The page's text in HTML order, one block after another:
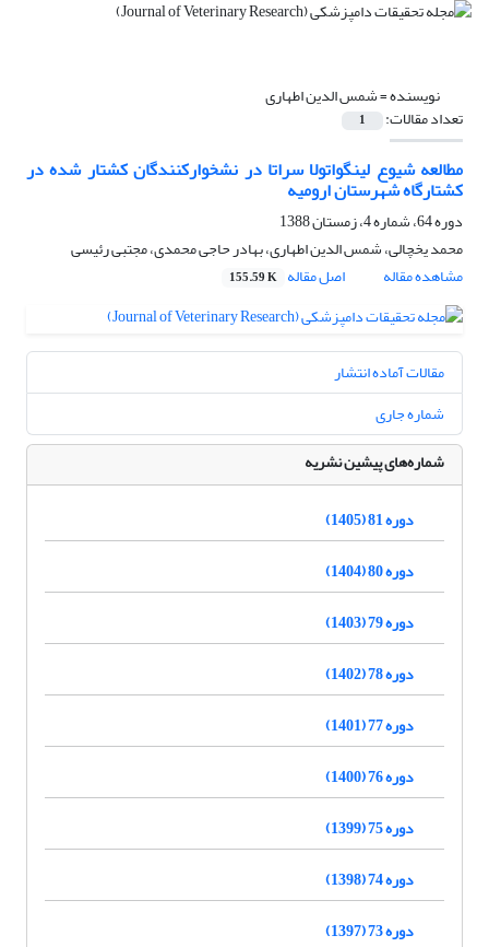
نویسنده =شمس الدین اطهاری
تعداد مقالات: 1
مطالعه شیوع لینگواتولا سراتا‌ ‌در نشخوارکنندگان کشتار شده در
کشتارگاه شهرستان ارومیه
دوره 64، شماره 4، زمستان 1388
محمد یخچالی، شمس الدین اطهاری، بهادر حاجی محمدی، مجتبی رئیسی
مشاهده مقاله
اصل مقاله 155.59 K
مقالات آماده انتشار
شماره جاری
شماره‌های پیشین نشریه
دوره 81 (1405)
دوره 80 (1404)
دوره 79 (1403)
دوره 78 (1402)
دوره 77 (1401)
دوره 76 (1400)
دوره 75 (1399)
دوره 74 (1398)
دوره 73 (1397)